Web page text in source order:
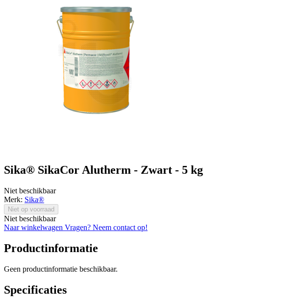
Sika® SikaCor Alutherm - Zwart - 5 kg
Niet beschikbaar
Merk: Sika®
Niet op voorraad
Niet beschikbaar
Naar winkelwagen Vragen? Neem contact op!
Productinformatie
Geen productinformatie beschikbaar.
Specificaties